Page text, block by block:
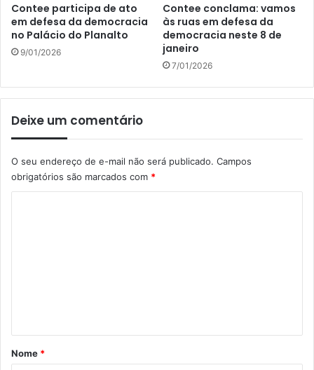
Contee participa de ato
em defesa da democracia
no Palácio do Planalto
9/01/2026
Contee conclama: vamos
às ruas em defesa da
democracia neste 8 de
janeiro
7/01/2026
Deixe um comentário
O seu endereço de e-mail não será publicado. Campos
obrigatórios são marcados com *
rNome *